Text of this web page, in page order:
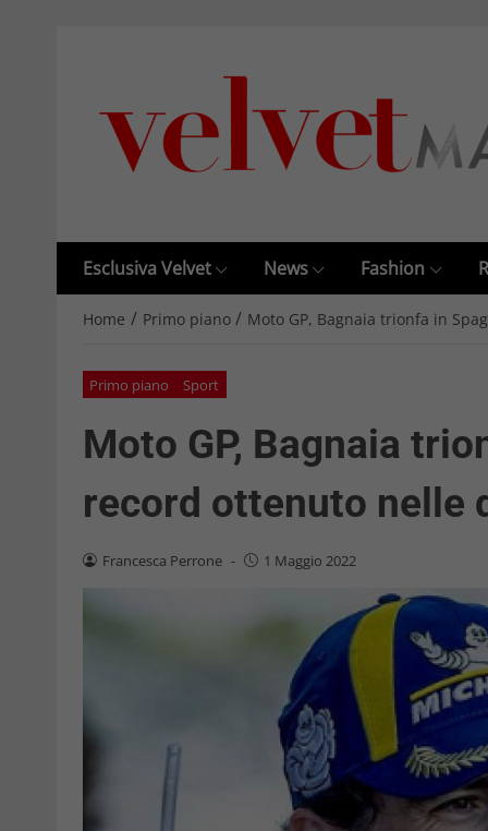
Esclusiva Velvet News Fashion
Home / Primo piano / Moto GP, Bagnaia trionfa in
Primo piano Sport
Moto GP, Bagnaia
record ottenuto nelle
Francesca Perrone - 1 Maggio 2022